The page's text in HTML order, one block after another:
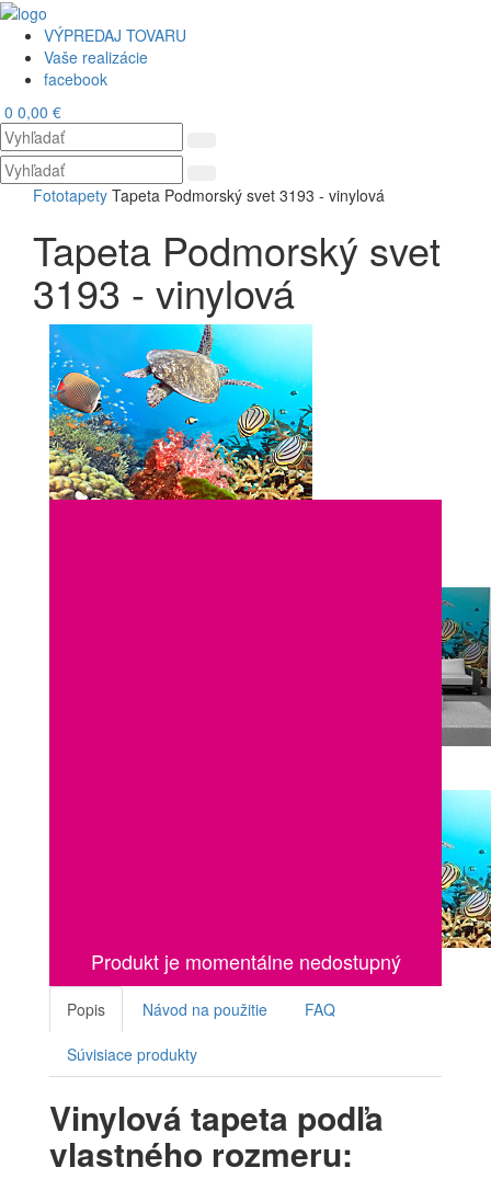
VÝPREDAJ TOVARU
Vaše realizácie
facebook
0 0,00 €
Fototapety Tapeta Podmorský svet 3193 - vinylová
Tapeta Podmorský svet
3193 - vinylová
Produkt je momentálne nedostupný
Popis Návod na použitie FAQ
Súvisiace produkty
Vinylová tapeta podľa
vlastného rozmeru: